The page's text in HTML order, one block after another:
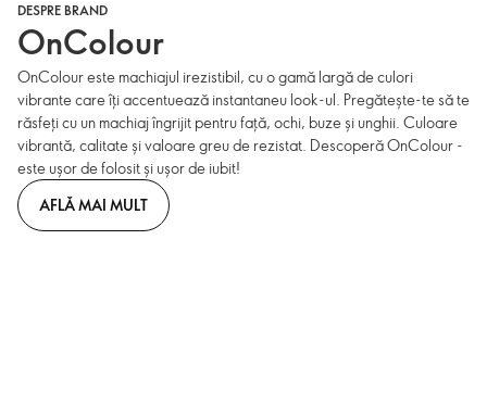
DESPRE BRAND
OnColour
OnColour este machiajul irezistibil, cu o gamă largă de culori
vibrante care îți accentuează instantaneu look-ul. Pregătește-te să te
răsfeți cu un machiaj îngrijit pentru față, ochi, buze și unghii. Culoare
vibrantă, calitate și valoare greu de rezistat. Descoperă OnColour -
este ușor de folosit și ușor de iubit!
AFLĂ MAI MULT